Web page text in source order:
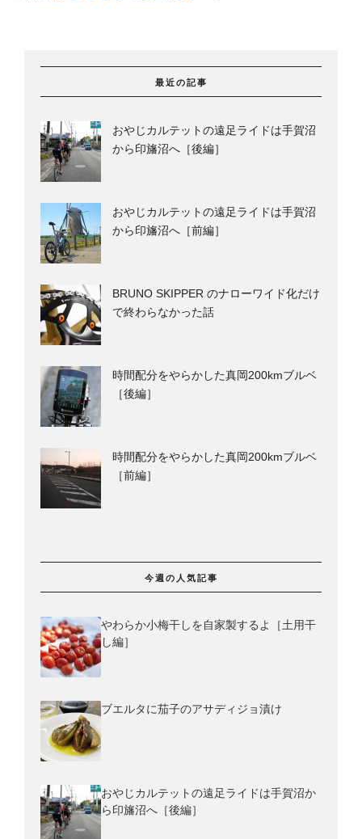
最近の記事
おやじカルテットの遠足ライドは手賀沼
から印旛沼へ［後編］
おやじカルテットの遠足ライドは手賀沼
から印旛沼へ［前編］
BRUNO SKIPPER のナローワイド化だけ
で終わらなかった話
時間配分をやらかした真岡200kmブルベ
［後編］
時間配分をやらかした真岡200kmブルベ
［前編］
今週の人気記事
やわらか小梅干しを自家製するよ［土用干
し編］
ブエルタに茄子のアサディジョ漬け
おやじカルテットの遠足ライドは手賀沼か
ら印旛沼へ［後編］